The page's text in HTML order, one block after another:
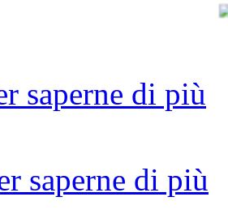
saperne di più
saperne di più